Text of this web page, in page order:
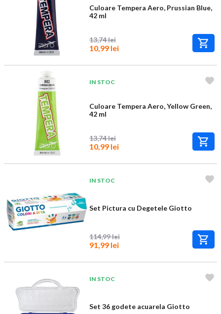
Culoare Tempera Aero, Prussian Blue,
42 ml
13,74 lei
10,99 lei
IN STOC
Culoare Tempera Aero, Yellow Green,
42 ml
13,74 lei
10,99 lei
IN STOC
Set Pictura cu Degetele Giotto
114,99 lei
91,99 lei
IN STOC
Set 36 godete acuarela Giotto